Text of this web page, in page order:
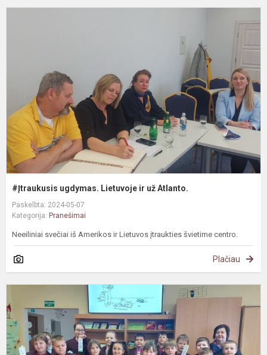
#Įtraukusis ugdymas. Lietuvoje ir už Atlanto.
Paskelbta: 2024-05-07
Kategorija: Pranešimai
Neeiliniai svečiai iš Amerikos ir Lietuvos įtraukties švietime centro.
Plačiau